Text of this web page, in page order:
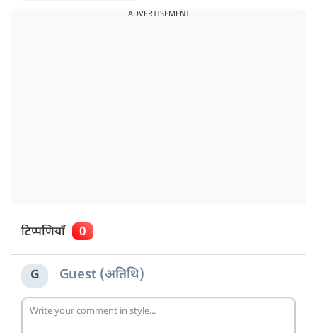
ADVERTISEMENT
टिप्पणियाँ 0
G Guest (अतिथि)